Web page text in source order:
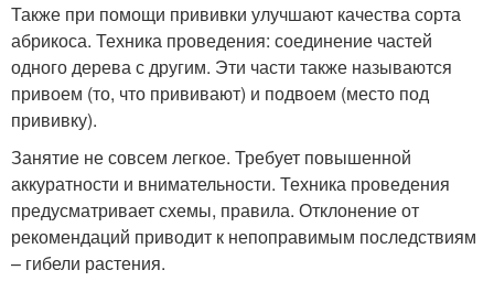
Также при помощи прививки улучшают качества сорта
абрикоса. Техника проведения: соединение частей
одного дерева с другим. Эти части также называются
привоем (то, что прививают) и подвоем (место под
прививку).
Занятие не совсем легкое. Требует повышенной
аккуратности и внимательности. Техника проведения
предусматривает схемы, правила. Отклонение от
рекомендаций приводит к непоправимым последствиям
– гибели растения.